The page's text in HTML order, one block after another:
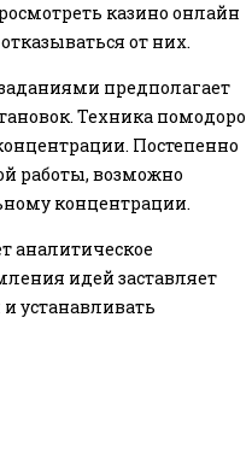
казино онлайн
от них.
предполагает
Техника помодоро
Постепенно
работы, возможно
концентрации.
аналитическое
идей заставляет
устанавливать